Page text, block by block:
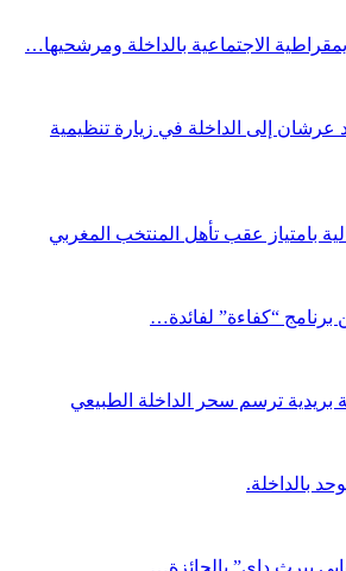
الاجتماعية بالداخلة ومرشحيها…
إلى الداخلة في زيارة تنظيمية
بامتياز عقب تأهل المنتخب المغربي
برنامج “كفاءة” لفائدة…
بريدية ترسم سحر الداخلة الطبيعي
بالداخلة.
بيرث داي” بالجائزة…